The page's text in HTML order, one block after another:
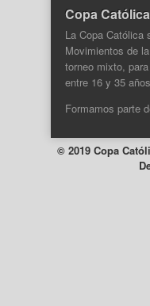
Copa
La Copa Católica
Movimientos de
torneo mixto,
entre 16 y 35
Formamos parte
© 2019 Copa